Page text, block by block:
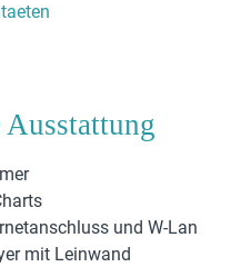
und W-Lan
mit Leinwand